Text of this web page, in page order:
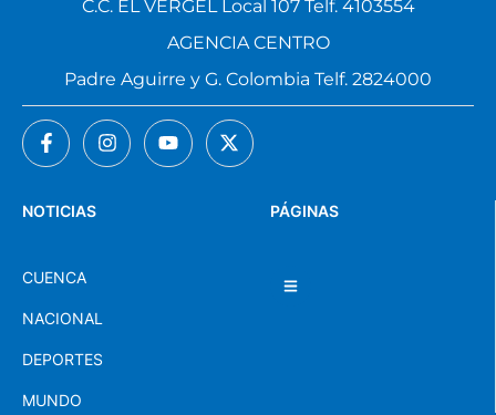
PÁGINAS
NOTICIAS
CUENCA
NACIONAL
DEPORTES
MUNDO
C.C. EL VERGEL Local 107 Telf. 4103554
AGENCIA CENTRO
Padre Aguirre y G. Colombia Telf. 2824000